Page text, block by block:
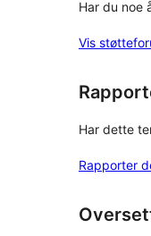
Har du noe
Vis
Har dette
Rapporter